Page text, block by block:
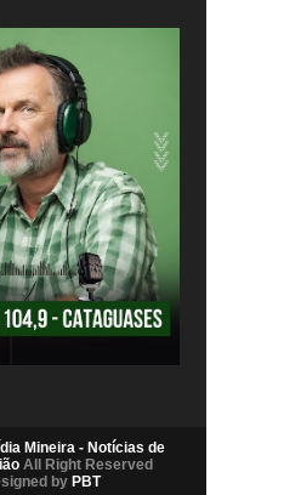
Mineira - Notícias de
All Right Reserved
by PBT